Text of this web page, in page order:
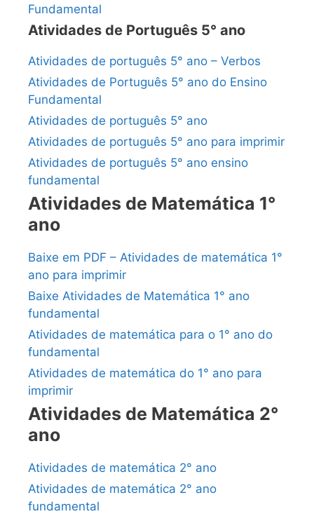
Fundamental
Atividades de Português 5° ano
Atividades de português 5° ano – Verbos
Atividades de Português 5° ano do Ensino
Fundamental
Atividades de português 5° ano
Atividades de português 5° ano para imprimir
Atividades de português 5° ano ensino
fundamental
Atividades de Matemática 1°
ano
Baixe em PDF – Atividades de matemática 1°
ano para imprimir
Baixe Atividades de Matemática 1° ano
fundamental
Atividades de matemática para o 1° ano do
fundamental
Atividades de matemática do 1° ano para
imprimir
Atividades de Matemática 2°
ano
Atividades de matemática 2° ano
Atividades de matemática 2° ano
fundamental